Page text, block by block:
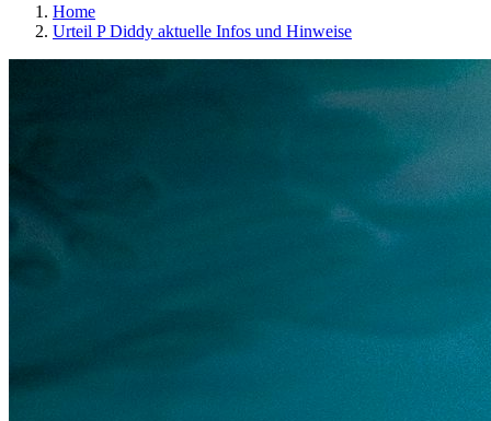
Home
Urteil P Diddy aktuelle Infos und Hinweise